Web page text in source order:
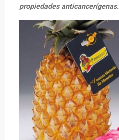
propiedades anticancerígenas.